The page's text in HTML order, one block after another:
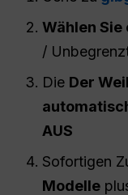
Wählen Sie
/
Die Der
AUS
Sofortigen
Modelle